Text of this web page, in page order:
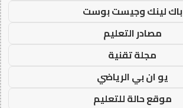
باك لينك وجيست بوست
مصادر التعليم
مجلة تقنية
يو ان بي الرياضي
موقع حالة للتعليم